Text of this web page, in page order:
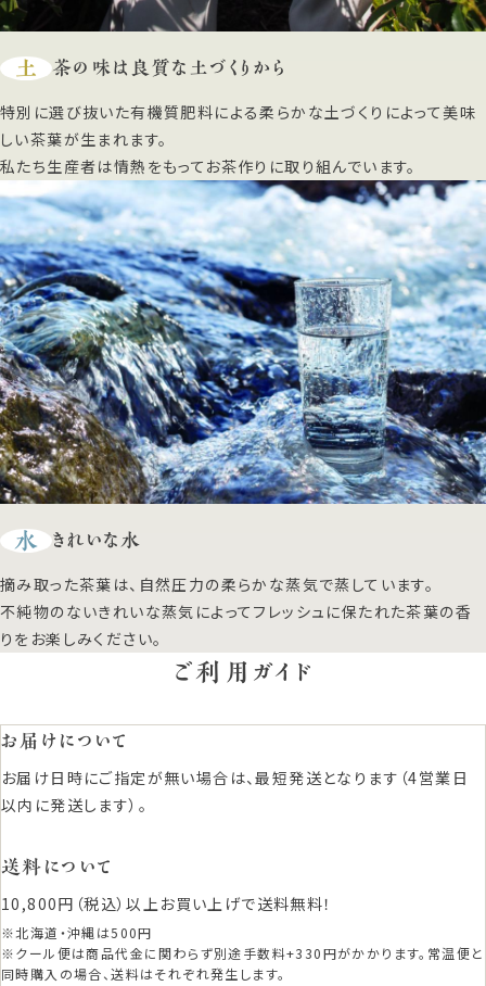
土 茶の味は良質な土づくりから
特別に選び抜いた有機質肥料による柔らかな土づくりによって美味
しい茶葉が生まれます。
私たち生産者は情熱をもってお茶作りに取り組んでいます。
水 きれいな水
摘み取った茶葉は、自然圧力の柔らかな蒸気で蒸しています。
不純物のないきれいな蒸気によってフレッシュに保たれた茶葉の香
りをお楽しみください。
ご利用ガイド
お届けについて
お届け日時にご指定が無い場合は、最短発送となります（4営業日
以内に発送します）。
送料について
10,800円（税込）以上お買い上げで送料無料！
※北海道・沖縄は500円
※クール便は商品代金に関わらず別途手数料+330円がかかります。常温便と
同時購入の場合、送料はそれぞれ発生します。